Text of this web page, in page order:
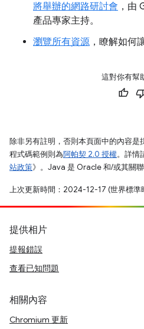
將舉辦的網路研討會 ，由
產品專家主持。
瀏覽所有資源 ，瞭解如何
這對你有幫
除非另有註明，否則本頁面中的內容是
程式碼範例則為阿帕契 2.0 授權。詳情
站政策》。Java 是 Oracle 和/或其關聯
上次更新時間：2024-12-17 (世界標準
提供相片
提報錯誤
查看已知問題
相關內容
Chromium 更新